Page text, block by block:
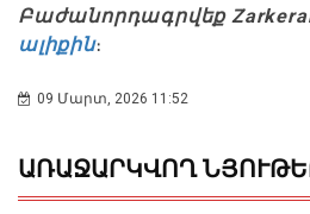
Բաժանորդագրվեք
ալիքին։
09 Մարտ, 2026 11:52
ԱՌԱՋԱՐԿՎՈՂ